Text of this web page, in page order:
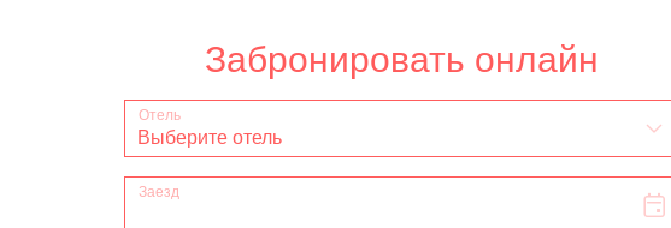
дешевле - сделаем скидку!
Статьи Регистрация Правила
Характеристики мини-отеля, хостелов и гостевых домов
Правила проживания в хостеле на Некрасова дом 60 (Греческий
Правила проживания в мини-отеле и хостеле на 1-ой Советской